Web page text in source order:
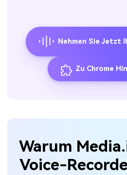
Nehmen Sie Jetzt
Zu Chrome
Warum
Voice-